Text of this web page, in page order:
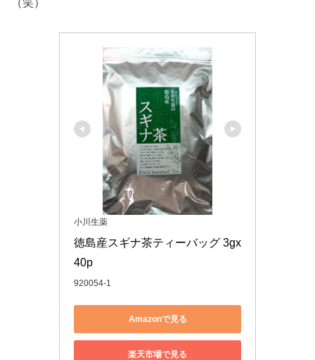
小川生薬
徳島産スギナ茶ティーバッグ 3gx
40p
920054-1
Amazonで見る
楽天市場で見る